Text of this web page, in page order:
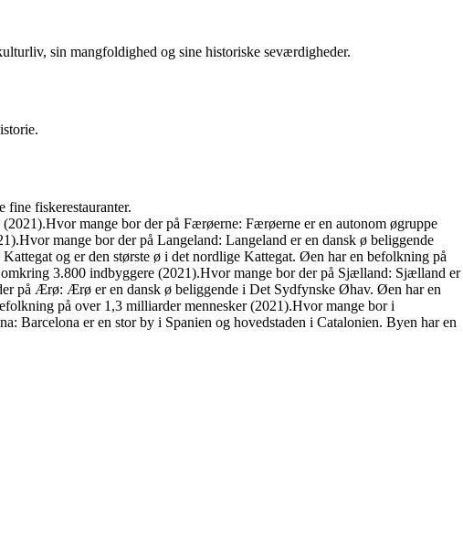
sin mangfoldighed og sine historiske seværdigheder.
fine fiskerestauranter.
mange bor der på Færøerne: Færøerne er en autonom øgruppe
mange bor der på Langeland: Langeland er en dansk ø beliggende
og er den største ø i det nordlige Kattegat. Øen har en befolkning på
3.800 indbyggere (2021).Hvor mange bor der på Sjælland: Sjælland er
på Ærø: Ærø er en dansk ø beliggende i Det Sydfynske Øhav. Øen har en
på over 1,3 milliarder mennesker (2021).Hvor mange bor i
Barcelona er en stor by i Spanien og hovedstaden i Catalonien. Byen har en